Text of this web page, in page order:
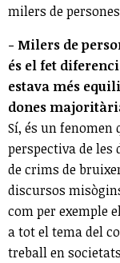
milers de
- Milers de
és el fet
estava més
dones
Sí, és un fenomen
perspectiva de les
de crims de
discursos
com per exemple
a tot el tema del
treball en